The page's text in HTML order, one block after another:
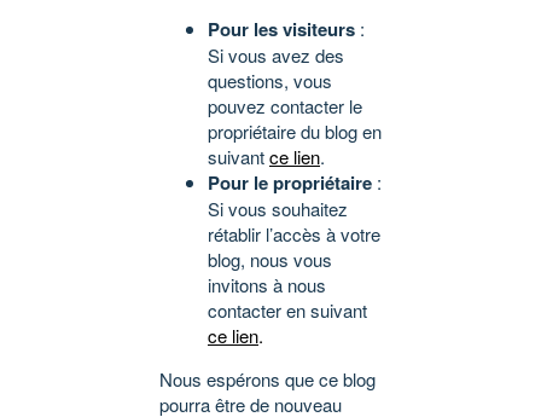
Pour les visiteurs :
Si vous avez des
questions, vous
pouvez contacter le
propriétaire du blog en
suivantce lien.
Pour le propriétaire :
Si vous souhaitez
rétablir l’accès à votre
blog, nous vous
invitons à nous
contacter en suivant
ce lien.
Nous espérons que ce blog
pourra être de nouveau